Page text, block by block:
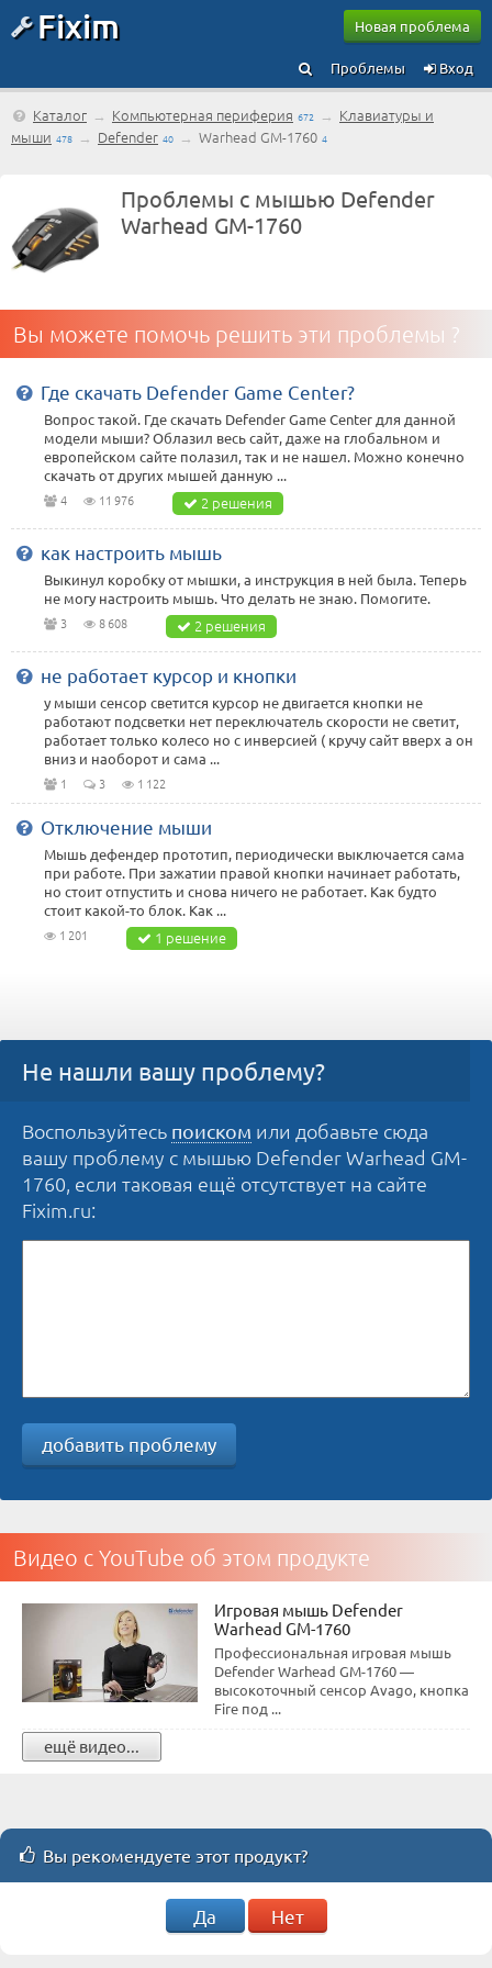
Fixim Новая проблема
Вход
Проблемы
Каталог → Компьютерная периферия 672 → Клавиатуры и
мыши 478 → Defender 40 → Warhead GM-1760 4
Проблемы с мышью Defender
Warhead GM-1760
Вы можете помочь решить эти проблемы ?
Где скачать Defender Game Center?
Вопрос такой. Где скачать Defender Game Center для данной
модели мыши? Облазил весь сайт, даже на глобальном и
европейском сайте полазил, так и не нашел. Можно конечно
скачать от других мышей данную ...
4 11 976 2 решения
как настроить мышь
Выкинул коробку от мышки, а инструкция в ней была. Теперь
не могу настроить мышь. Что делать не знаю. Помогите.
3 8 608 2 решения
не работает курсор и кнопки
у мыши сенсор светится курсор не двигается кнопки не
работают подсветки нет переключатель скорости не светит,
работает только колесо но с инверсией ( кручу сайт вверх а он
вниз и наоборот и сама ...
1 3 1 122
Отключение мыши
Мышь дефендер прототип, периодически выключается сама
при работе. При зажатии правой кнопки начинает работать,
но стоит отпустить и снова ничего не работает. Как будто
стоит какой-то блок. Как ...
1 201 1 решение
Не нашли вашу проблему?
Воспользуйтесь поиском или добавьте сюда
вашу проблему с мышью Defender Warhead GM-
1760, если таковая ещё отсутствует на сайте
Fixim.ru:
добавить проблему
Видео с YouTube об этом продукте
Игровая мышь Defender
Warhead GM-1760
Профессиональная игровая мышь
Defender Warhead GM-1760 —
высокоточный сенсор Avago, кнопка
Fire под ...
ещё видео...
Вы рекомендуете этот продукт?
Да Нет